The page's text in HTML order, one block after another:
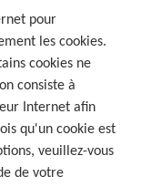
pour
les cookies.
cookies ne
consiste à
Internet afin
qu'un cookie est
veuillez-vous
de votre